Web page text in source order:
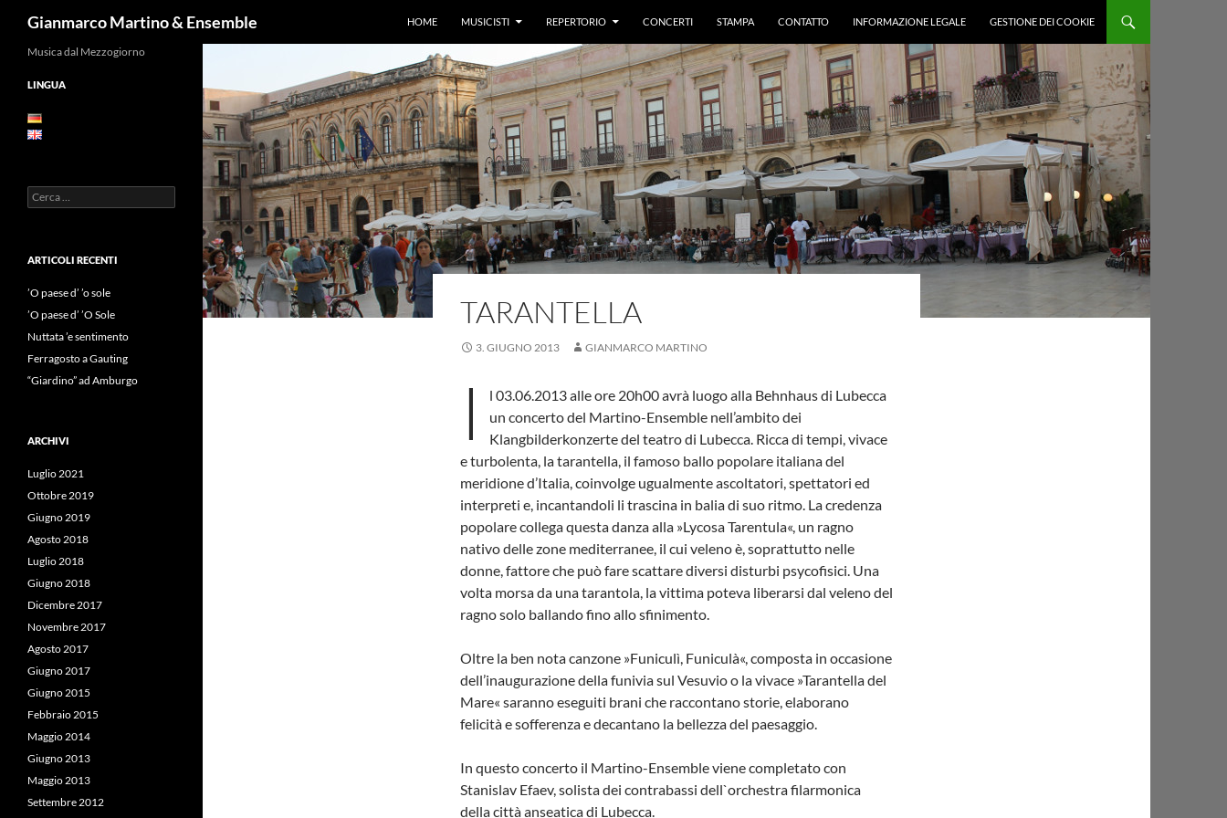
Gianmarco Martino & Ensemble HOME MUSICISTI REPERTORIO CONCERTI STAMPA CONTATTO INFORMAZIONE LEGALE GESTIONE DEI COOKIE
TARANTELLA
3. GIUGNO 2013 GIANMARCO MARTINO
I
l 03.06.2013 alle ore 20h00 avrà luogo alla Behnhaus di Lubecca
un concerto del Martino-Ensemble nell’ambito dei
Klangbilderkonzerte del teatro di Lubecca. Ricca di tempi, vivace
e turbolenta, la tarantella, il famoso ballo popolare italiana del
meridione d’Italia, coinvolge ugualmente ascoltatori, spettatori ed
interpreti e, incantandoli li trascina in balia di suo ritmo. La credenza
popolare collega questa danza alla »Lycosa Tarentula«, un ragno
nativo delle zone mediterranee, il cui veleno è, soprattutto nelle
donne, fattore che può fare scattare diversi disturbi psycofisici. Una
volta morsa da una tarantola, la vittima poteva liberarsi dal veleno del
ragno solo ballando fino allo sfinimento.
Oltre la ben nota canzone »Funiculì, Funiculà«, composta in occasione
dell’inaugurazione della funivia sul Vesuvio o la vivace »Tarantella del
Mare« saranno eseguiti brani che raccontano storie, elaborano
felicità e sofferenza e decantano la bellezza del paesaggio.
In questo concerto il Martino-Ensemble viene completato con
Stanislav Efaev, solista dei contrabassi dell`orchestra filarmonica
della città anseatica di Lubecca.
Musica dal Mezzogiorno
LINGUA
Ricerca
per:
ARTICOLI RECENTI
’O paese d’ ’o sole
’O paese d’ ’O Sole
Nuttata ’e sentimento
Ferragosto a Gauting
“Giardino” ad Amburgo
ARCHIVI
Luglio 2021
Ottobre 2019
Giugno 2019
Agosto 2018
Luglio 2018
Giugno 2018
Dicembre 2017
Novembre 2017
Agosto 2017
Giugno 2017
Giugno 2015
Febbraio 2015
Maggio 2014
Giugno 2013
Maggio 2013
Settembre 2012